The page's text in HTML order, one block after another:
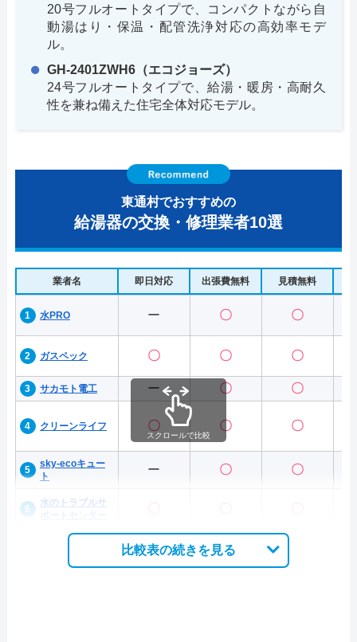
20号フルオートタイプで、コンパクトながら自
動湯はり・保温・配管洗浄対応の高効率モデ
ル。
GH-2401ZWH6（エコジョーズ）
24号フルオートタイプで、給湯・暖房・高耐久
性を兼ね備えた住宅全体対応モデル。
東通村でおすすめの
給湯器の交換・修理業者10選
業者名 即日対応 出張費無料 見積無料
水PRO ー 〇 〇
ガスペック 〇 〇 〇
サカモト電工 ー 〇 〇
クリーンライフ 〇 〇 〇
sky-ecoキュー
ト
ー 〇 〇
水のトラブルサ
スクロールで比較
比較表の続きを見る